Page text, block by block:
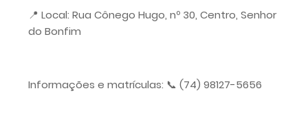
📍 Local: Rua Cônego Hugo, nº 30, Centro, Senhor
do Bonfim
Informações e matrículas: 📞 (74) 98127-5656